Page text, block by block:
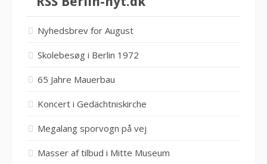
Nyhedsbrev for August
Skolebesøg i Berlin 1972
65 Jahre Mauerbau
Koncert i Gedächtniskirche
Megalang sporvogn på vej
Masser af tilbud i Mitte Museum